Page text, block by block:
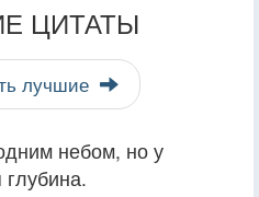
ЦИТАТЫ
лучшие
небом, но у
глубина.